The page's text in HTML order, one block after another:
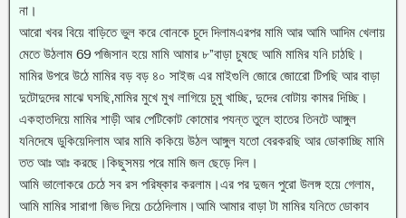
না।
আরো খবর বিয়ে বাড়িতে ভুল করে বোনকে চুদে দিলামএরপর মামি আর আমি আদিম খেলায়
মেতে উঠলাম 69 পজিসান হয়ে মামি আমার ৮”বাড়া চুষছে আমি মামির যনি চাঠছি।
মামির উপরে উঠে মামির বড় বড় ৪০ সাইজ এর মাইগুলি জোরে জোরেো টিপছি আর বাড়া
দুটোদুদের মাঝে ঘসছি,মামির মুখে মুখ লাগিয়ে চুমু খাচ্ছি, দুদের বোটায় কামর দিচ্ছি।
একহাতদিয়ে মামির শাড়ী আর পেটিকোট কোমোর পযন্ত তুলে হাতের তিনটে আঙ্গুল
যনিদেষে ডুকিয়েদিলাম আর মামি ককিয়ে উঠল আঙ্গুল যতো বেরকরছি আর ডোকাচ্ছি মামি
তত আঃ আঃ করছে।কিছুসময় পরে মামি জল ছেড়ে দিল।
আমি ভালোকরে চেঠে সব রস পরিষ্কার করলাম।এর পর দুজন পুরো উলঙ্গ হয়ে গেলাম,
আমি মামির সারাগা জিভ দিয়ে চেঠেদিলাম।আমি আমার বাড়া টা মামির যনিতে ডোকাব